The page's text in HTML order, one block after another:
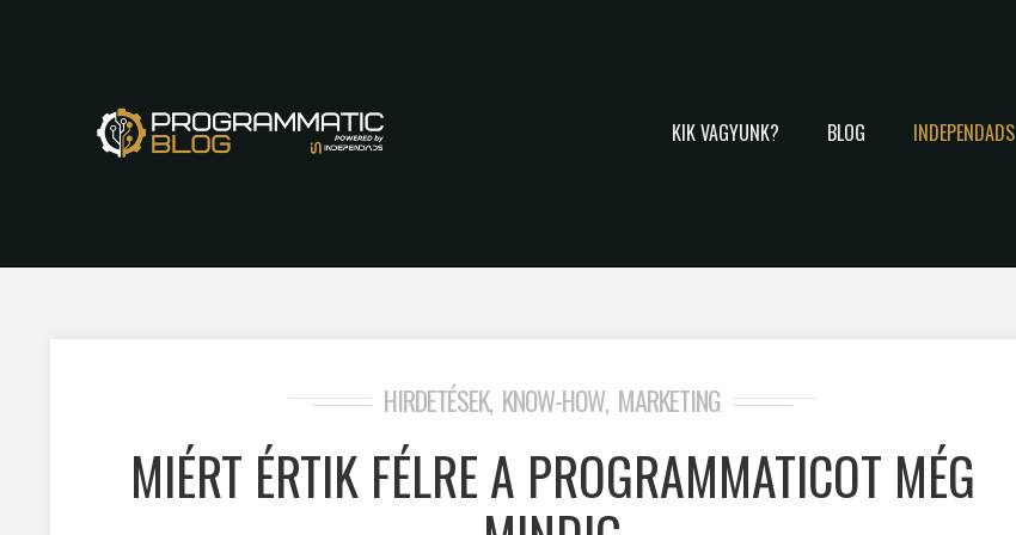
KIK VAGYUNK? BLOG INDEPENDADS
HIRDETÉSEK, KNOW-HOW, MARKETING
MIÉRT ÉRTIK FÉLRE A PROGRAMMATICOT MÉG